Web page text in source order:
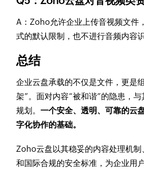
A：Zoho允许企业上传音视频文件
式的默认限制，也不进行音频内容识
总结
企业云盘承载的不仅是文件，更是
架”。面对内容“被和谐”的隐患，
规划。一个安全、透明、可靠的云
字化协作的基础。
Zoho云盘以其稳妥的内容处理机制
和国际合规的安全标准，为企业用